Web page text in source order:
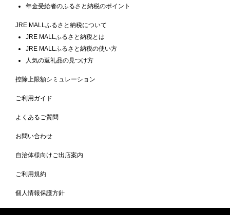
年金受給者のふるさと納税のポイント
JRE MALLふるさと納税について
JRE MALLふるさと納税とは
JRE MALLふるさと納税の使い方
人気の返礼品の見つけ方
控除上限額シミュレーション
ご利用ガイド
よくあるご質問
お問い合わせ
自治体様向けご出店案内
ご利用規約
個人情報保護方針